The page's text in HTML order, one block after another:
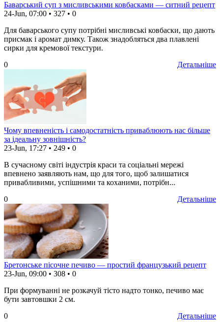
Баварський суп з мисливськими ковбасками — ситний рецепт
24-Jun, 07:00 • 327 • 0
Для баварського супу потрібні мисливські ковбаски, що дають
присмак і аромат димку. Також знадобляться два плавлені
сирки для кремової текстури.
Детальніше
0
Чому впевненість і самодостатність приваблюють нас більше
за ідеальну зовнішність?
23-Jun, 17:27 • 249 • 0
В сучасному світі індустрія краси та соціальні мережі
впевнено заявляють нам, що для того, щоб залишатися
привабливими, успішними та коханими, потрібн...
Детальніше
0
Бретонське пісочне печиво — простий французький рецепт
23-Jun, 09:00 • 308 • 0
При формуванні не розкачуй тісто надто тонко, печиво має
бути завтовшки 2 см.
Детальніше
0